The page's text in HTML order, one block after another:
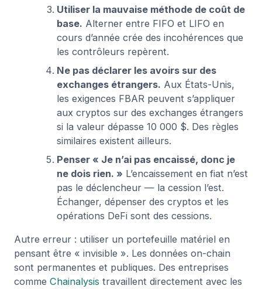
Utiliser la mauvaise méthode de coût de
base. Alterner entre FIFO et LIFO en
cours d’année crée des incohérences que
les contrôleurs repèrent.
Ne pas déclarer les avoirs sur des
exchanges étrangers. Aux États-Unis,
les exigences FBAR peuvent s’appliquer
aux cryptos sur des exchanges étrangers
si la valeur dépasse 10 000 $. Des règles
similaires existent ailleurs.
Penser « Je n’ai pas encaissé, donc je
ne dois rien. » L’encaissement en fiat n’est
pas le déclencheur — la cession l’est.
Échanger, dépenser des cryptos et les
opérations DeFi sont des cessions.
Autre erreur : utiliser un portefeuille matériel en
pensant être « invisible ». Les données on-chain
sont permanentes et publiques. Des entreprises
comme Chainalysis travaillent directement avec les